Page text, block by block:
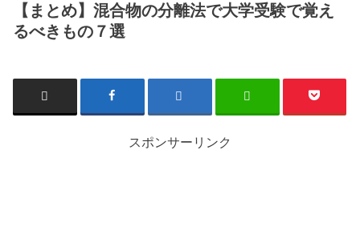
【まとめ】混合物の分離法で大学受験で覚え
るべきもの７選
スポンサーリンク